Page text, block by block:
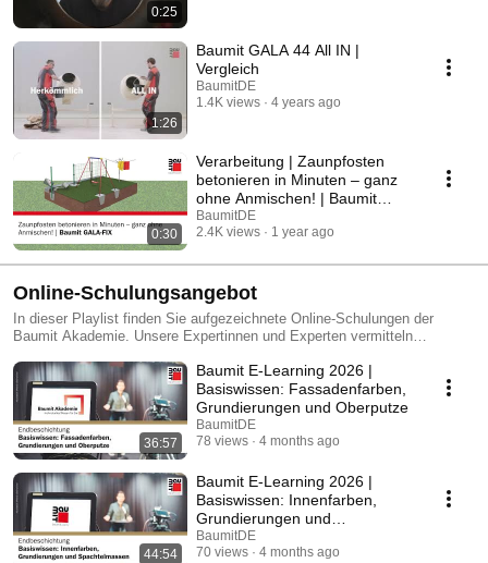
0:25
1:26
Baumit GALA 44 All IN |
Vergleich
BaumitDE
1.4K views
4 years ago
0:30
Verarbeitung | Zaunpfosten
betonieren in Minuten – ganz
ohne Anmischen! | Baumit
GALA-FIX
BaumitDE
2.4K views
1 year ago
Online-Schulungsangebot
In dieser Playlist finden Sie aufgezeichnete Online‑Schulungen der
Baumit Akademie. Unsere Expertinnen und Experten vermitteln
jederzeit verfügbar und kostenlos.
36:57
Baumit E-Learning 2026 |
Basiswissen: Fassadenfarben,
Grundierungen und Oberputze
BaumitDE
78 views
4 months ago
44:54
Baumit E-Learning 2026 |
Basiswissen: Innenfarben,
Grundierungen und
Spachtelmassen
BaumitDE
70 views
4 months ago